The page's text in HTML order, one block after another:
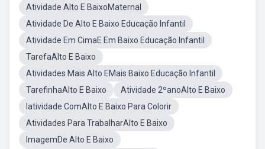
Atividade Alto E BaixoMaternal
Atividade De Alto E Baixo Educação Infantil
Atividade Em CimaE Em Baixo Educação Infantil
TarefaAlto E Baixo
Atividades Mais Alto EMais Baixo Educação Infantil
TarefinhaAlto E Baixo
Atividade 2ºanoAlto E Baixo
Iatividade ComAlto E Baixo Para Colorir
Atividades Para TrabalharAlto E Baixo
ImagemDe Alto E Baixo